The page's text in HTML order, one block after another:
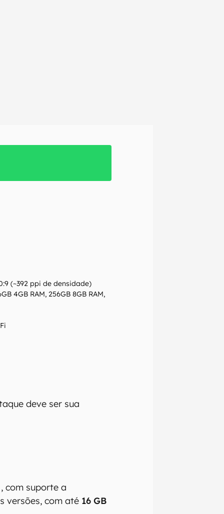
(~392 ppi de densidade)
4GB RAM, 256GB 8GB RAM,
deve ser sua
, com suporte a
versões, com até 16 GB